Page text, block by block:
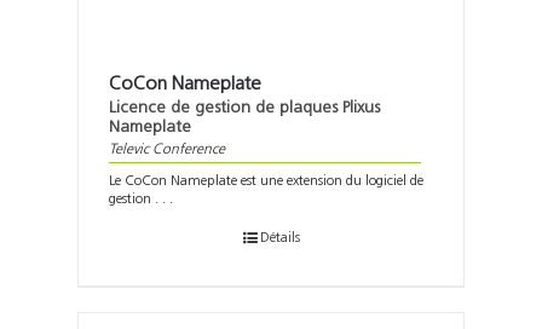
CoCon Nameplate
Licence de gestion de plaques Plixus
Nameplate
Televic Conference
Le CoCon Nameplate est une extension du logiciel de
gestion . . .
Détails